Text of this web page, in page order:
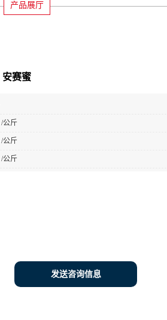
产品展厅
安赛蜜
/公斤
/公斤
/公斤
发送咨询信息